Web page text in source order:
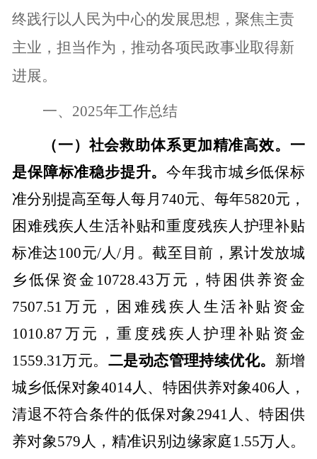
终践行以人民为中心的发展思想，聚焦主责
主业，担当作为，推动各项民政事业取得新
进展。
一、 2025年工作总结
（一）社会救助体系更加精准高效。 一
是保障标准稳步提升。今年我市城乡低保标
准分别提高至每人每月 740元、每年5820元，
困难残疾人生活补贴和重度残疾人护理补贴
标准达100元/人/月 。截至目前，累计发放城
乡低保资金 10728.43万元，特困供养资金
7507.51 万元，困难残疾人生活补贴资金
1010.87 万元，重度残疾人护理补贴资金
1559.31万元。 二是动态管理持续优化。 新增
城乡低保对象4014人、特困供养对象406人，
清退不符合条件的低保对象2941 人、特困供
养对象579 人， 精准识别边缘家庭1.55万人。